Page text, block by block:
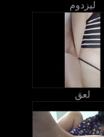
ليزدوم
لعق